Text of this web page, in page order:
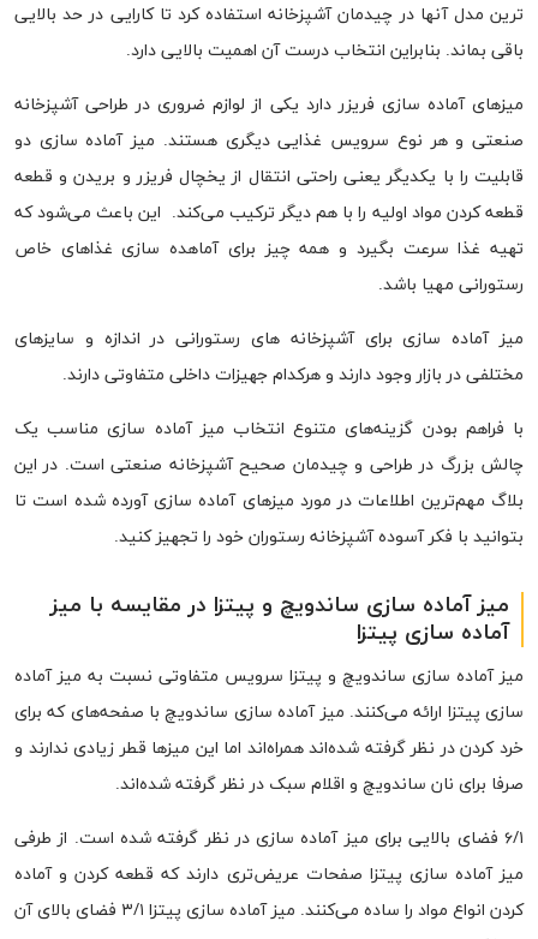
ترین مدل آنها در چیدمان آشپزخانه استفاده کرد تا کارایی در حد بالایی
باقی بماند. بنابراین انتخاب درست آن اهمیت بالایی دارد.
میزهای آماده سازی فریزر دارد یکی از لوازم ضروری در طراحی آشپزخانه
صنعتی و هر نوع سرویس غذایی دیگری هستند. میز آماده سازی دو
قابلیت را با یکدیگر یعنی راحتی انتقال از یخچال فریزر و بریدن و قطعه
قطعه کردن مواد اولیه را با هم دیگر ترکیب می‌کند. این باعث می‌شود که
تهیه غذا سرعت بگیرد و همه چیز برای آماهده سازی غذاهای خاص
رستورانی مهیا باشد.
میز آماده سازی برای آشپزخانه های رستورانی در اندازه و سایزهای
مختلفی در بازار وجود دارند و هرکدام جهیزات داخلی متفاوتی دارند.
با فراهم بودن گزینه‌های متنوع انتخاب میز آماده سازی مناسب یک
چالش بزرگ در طراحی و چیدمان صحیح آشپزخانه صنعتی است. در این
بلاگ مهم‌ترین اطلاعات در مورد میزهای آماده سازی آورده شده است تا
بتوانید با فکر آسوده آشپزخانه رستوران خود را تجهیز کنید.
میز آماده سازی ساندویچ و پیتزا در مقایسه با میز
آماده سازی پیتزا
میز آماده سازی ساندویچ و پیتزا سرویس متفاوتی نسبت به میز آماده
سازی پیتزا ارائه می‌کنند. میز آماده سازی ساندویچ با صفحه‌های که برای
خرد کردن در نظر گرفته شده‌اند همراه‌اند اما این میزها قطر زیادی ندارند و
صرفا برای نان ساندویچ و اقلام سبک در نظر گرفته شده‌اند.
۶/۱ فضای بالایی برای میز آماده سازی در نظر گرفته شده است. از طرفی
میز آماده سازی پیتزا صفحات عریض‌تری دارند که قطعه کردن و آماده
کردن انواع مواد را ساده می‌کنند. میز آماده سازی پیتزا ۳/۱ فضای بالای آن